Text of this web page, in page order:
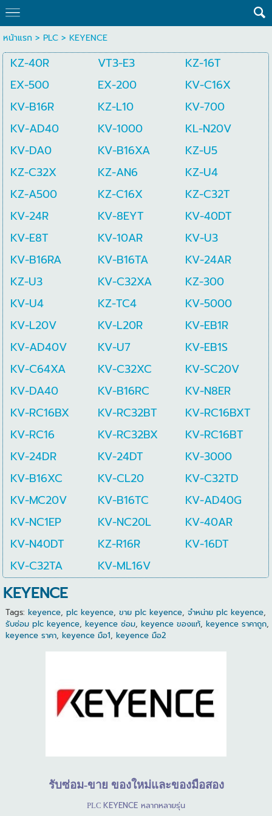
หน้าแรก > PLC> KEYENCE
KZ-40R VT3-E3
KZ-16T
EX-500
EX-200
KV-C16X
KV-B16R
KZ-L10
KV-700
KV-AD40
KV-1000
KL-N20V
KV-DA0
KV-B16XA
KZ-U5
KZ-C32X
KZ-AN6
KZ-U4
KZ-A500
KZ-C16X
KZ-C32T
KV-24R
KV-8EYT
KV-40DT
KV-E8T
KV-10AR
KV-U3
KV-B16RA
KV-B16TA
KV-24AR
KZ-U3
KV-C32XA
KZ-300
KV-U4
KZ-TC4
KV-5000
KV-L20V
KV-L20R
KV-EB1R
KV-AD40V
KV-U7
KV-EB1S
KV-C64XA
KV-C32XC
KV-SC20V
KV-DA40
KV-B16RC
KV-N8ER
KV-RC16BX
KV-RC32BT
KV-RC16BXT
KV-RC16
KV-RC32BX
KV-RC16BT
KV-24DR
KV-24DT
KV-3000
KV-B16XC
KV-CL20
KV-C32TD
KV-MC20V
KV-B16TC
KV-AD40G
KV-NC1EP
KV-NC20L
KV-40AR
KV-N40DT
KZ-R16R
KV-16DT
KV-C32TA
KV-ML16V
KEYENCE
Tags: keyence, plc keyence, ขาย plc keyence, จำหน่าย plc keyence,
รับซ่อม plc keyence, keyence ซ่อม, keyence ของแท้, keyence ราคาถูก,
keyence ราคา, keyence มือ1, keyence มือ2
รับซ่อม-ขาย ของใหม่และของมือสอง
PLC KEYENCE หลากหลายรุ่น